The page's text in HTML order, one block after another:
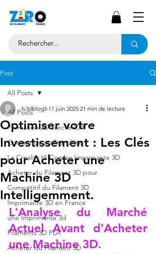
Post
All Posts
Formation 3D avec le CPF
Commerce en Franchise
La Creality Hi Combo Imprimante 3D
Acheter du Filament 3D pour
Compétitif du Filament 3D
Imprimante 3D en France
une Imprimante 3d
Filaments 3D PLA
Acheter du Filament 3D
All Posts
Optimiser votre
Investissement : Les Clés
pour Acheter une
Machine 3D
Intelligemment.
lv3dblog3 11 juin 2025 21 min de lecture
L'Analyse du Marché
Actuel Avant d'Acheter
une Machine 3D.